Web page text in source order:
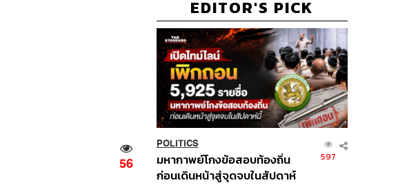
56
EDITOR'S PICK
POLITICS
มหากาพย์โกงข้อสอบท้องถิ่น
ก่อนเดินหน้าสู่จุดจบในสัปดาห์
597